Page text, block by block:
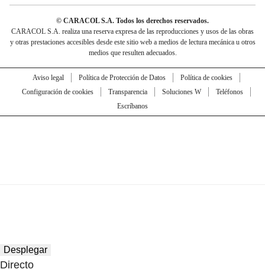
© CARACOL S.A. Todos los derechos reservados.
CARACOL S.A. realiza una reserva expresa de las reproducciones y usos de las obras
y otras prestaciones accesibles desde este sitio web a medios de lectura mecánica u otros
medios que resulten adecuados.
Aviso legal Política de Protección de Datos
Política de cookies
Configuración de cookies
Transparencia Soluciones W
Teléfonos
Escríbanos
Desplegar
Directo